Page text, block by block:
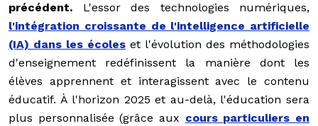
précédent. L'essor des technologies numériques,
l'intégration croissante de l'intelligence artificielle
(IA) dans les écoles et l'évolution des méthodologies
d'enseignement redéfinissent la manière dont les
élèves apprennent et interagissent avec le contenu
éducatif. À l'horizon 2025 et au-delà, l'éducation sera
plus personnalisée (grâce aux cours particuliers en